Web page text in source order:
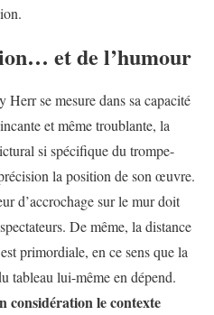
et de l’humour
se mesure dans sa capacité
et même troublante, la
si spécifique du trompe-
la position de son œuvre.
d’accrochage sur le mur doit
De même, la distance
primordiale, en ce sens que la
tableau lui-même en dépend.
considération le contexte